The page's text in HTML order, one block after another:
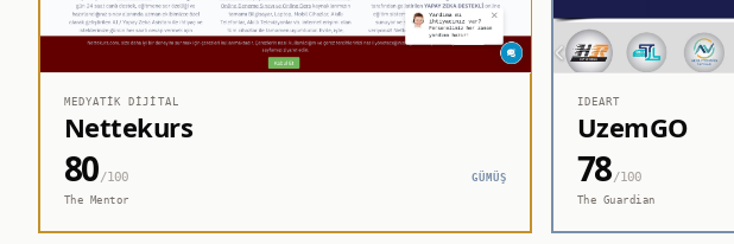
MEDYATIK DIJITAL
Nettekurs
80/100
GÜMÜŞ
The Mentor
IDEART
UzemGO
78/100
The Guardian